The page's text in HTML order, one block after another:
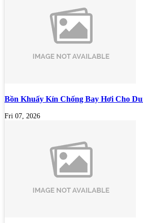
Bồn Khuấy Kín Chống Bay Hơi Cho
Fri 07, 2026